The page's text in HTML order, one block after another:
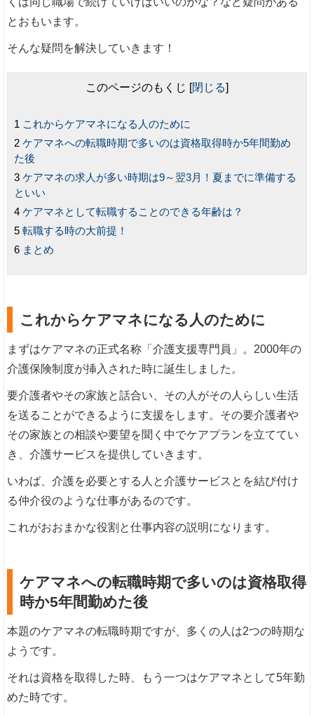
とおもいます。
そんな疑問を解決していきます！
このページのもくじ [閉じる]
これからケアマネになる人のために
ケアマネへの転職時期で多いのは資格取得時か5年間勤め
た後
ケアマネの求人が多い時期は9～翌3月！夏までに準備する
といい
ケアマネとして転職することのできる年齢は？
転職する時の大前提！
まとめ
これからケアマネになる人のために
まずはケアマネの正式名称「介護支援専門員」。2000年の
介護保険制度が挿入された時に誕生しました。
要介護者やその家族と話合い、その人がその人らしい生活
を送ることができるように支援をします。その要介護者や
その家族との相談や要望を聞く中でケアプランを立ててい
き、介護サービスを提供していきます。
いわば、介護を必要とする人と介護サービスとを結び付け
る仲介役のような仕事があるのです。
これがおおまかな役割と仕事内容の説明になります。
ケアマネへの転職時期で多いのは資格取得
時か5年間勤めた後
本題のケアマネの転職時期ですが、多くの人は2つの時期な
ようです。
それは資格を取得した時、もう一つはケアマネとして5年勤
めた時です。